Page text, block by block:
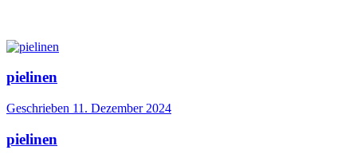
pielinen
Geschrieben 11. Dezember 2024
pielinen